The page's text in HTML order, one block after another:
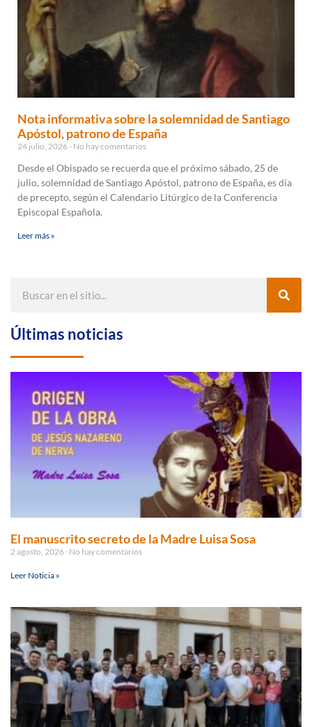
Nota informativa sobre la solemnidad de Santiago
Apóstol, patrono de España
24 julio, 2026 No hay comentarios
Desde el Obispado se recuerda que el próximo sábado, 25 de
julio, solemnidad de Santiago Apóstol, patrono de España, es día
de precepto, según el Calendario Litúrgico de la Conferencia
Episcopal Española.
Leer más »
Últimas noticias
El manuscrito secreto de la Madre Luisa Sosa
2 agosto, 2026 No hay comentarios
Leer Noticia »